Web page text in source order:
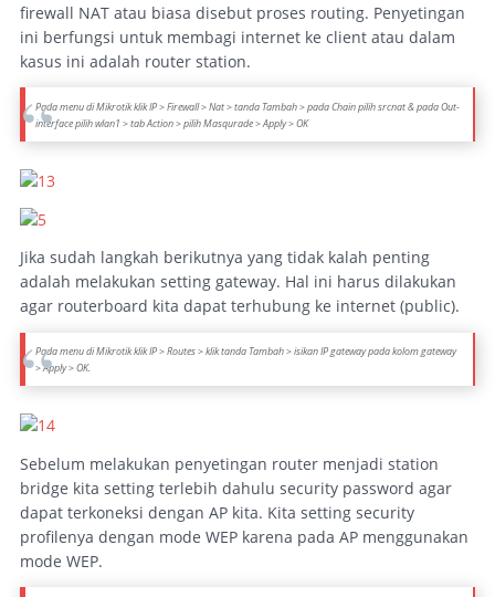
firewall NAT atau biasa disebut proses routing. Penyetingan
ini berfungsi untuk membagi internet ke client atau dalam
kasus ini adalah router station.
Pada menu di Mikrotik klik IP > Firewall > Nat > tanda Tambah > pada Chain pilih srcnat & pada Out-
interface pilih wlan1 > tab Action > pilih Masqurade > Apply > OK
Jika sudah langkah berikutnya yang tidak kalah penting
adalah melakukan setting gateway. Hal ini harus dilakukan
agar routerboard kita dapat terhubung ke internet (public).
Pada menu di Mikrotik klik IP > Routes > klik tanda Tambah > isikan IP gateway pada kolom gateway
> Apply > OK.
Sebelum melakukan penyetingan router menjadi station
bridge kita setting terlebih dahulu security password agar
dapat terkoneksi dengan AP kita. Kita setting security
profilenya dengan mode WEP karena pada AP menggunakan
mode WEP.